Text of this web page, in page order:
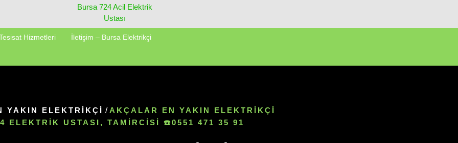
Bursa 724 Acil Elektrik
Ustası
Hizmetleri İletişim – Bursa Elektrikçi
YAKIN ELEKTRIKÇI /AKÇALAR EN YAKIN ELEKTRIKÇI
ELEKTRIK USTASI, TAMIRCISI ☎️0551 471 35 91